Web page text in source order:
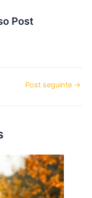
Post
Post seguinte →